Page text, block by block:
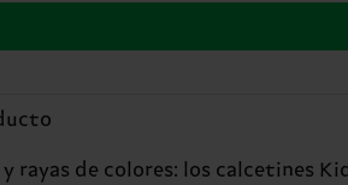
rayas de colores: los calcetines